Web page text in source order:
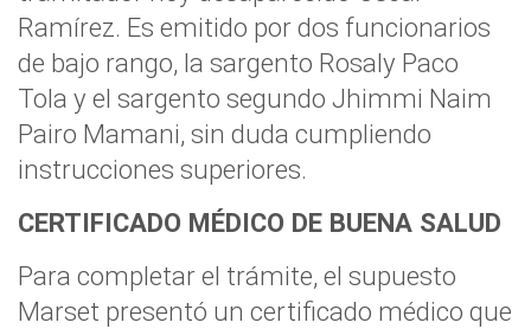
Ramírez. Es emitido por dos funcionarios
de bajo rango, la sargento Rosaly Paco
Tola y el sargento segundo Jhimmi Naim
Pairo Mamani, sin duda cumpliendo
instrucciones superiores.
CERTIFICADO MÉDICO DE BUENA SALUD
Para completar el trámite, el supuesto
Marset presentó un certificado médico que